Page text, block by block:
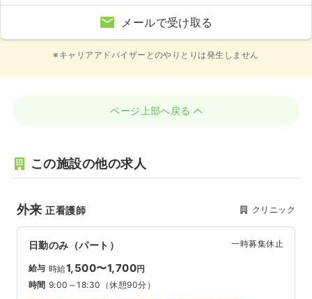
メールで受け取る
※キャリアアドバイザーとのやりとりは発生しません
ページ上部へ戻る
この施設の他の求人
外来正看護師 クリニック
日勤のみ（パート） 一時募集休止
給与 時給1,500〜1,700円
時間 9:00～18:30 （休憩90分）